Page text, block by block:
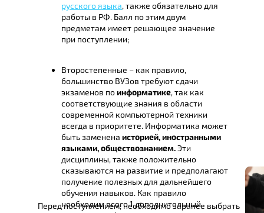
русского языка, также обязательно для
работы в РФ. Балл по этим двум
предметам имеет решающее значение
при поступлении;
Второстепенные – как правило,
большинство ВУЗов требуют сдачи
экзаменов поинформатике, так как
соответствующие знания в области
современной компьютерной техники
всегда в приоритете. Информатика может
быть заменена историей, иностранными
языками, обществознанием.Эти
дисциплины, также положительно
сказываются на развитие и предполагают
получение полезных для дальнейшего
обучения навыков. Как правило
необходим всего 1 дополнительный
Перед поступлением, необходимо заранее выбрать